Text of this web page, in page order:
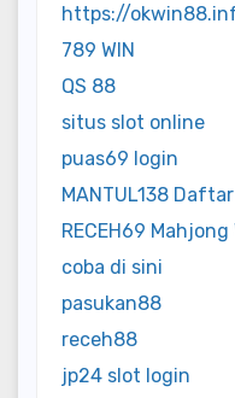
https://
789 WIN
QS 88
situs slot online
puas69 login
MANTUL138 Daftar
RECEH69 Mahjong
coba di sini
pasukan88
receh88
jp24 slot login